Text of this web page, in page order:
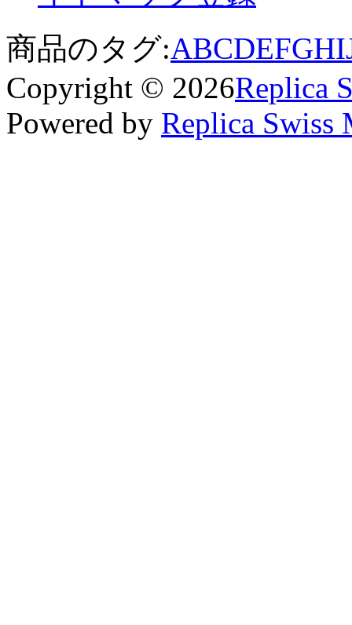
商品のタグ:ABCDEFGHI
Copyright © 2026Replica
Powered by Replica Swiss